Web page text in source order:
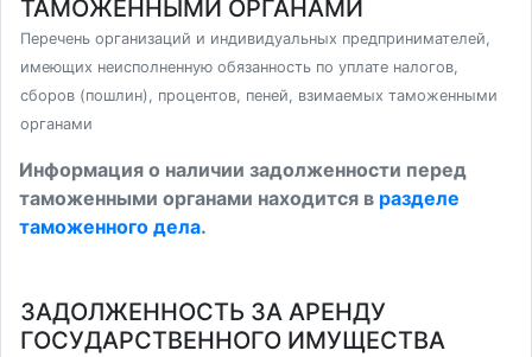
ТАМОЖЕННЫМИ ОРГАНАМИ
Перечень организаций и индивидуальных предпринимателей,
имеющих неисполненную обязанность по уплате налогов,
сборов (пошлин), процентов, пеней, взимаемых таможенными
органами
Информация о наличии задолженности перед
таможенными органами находится в разделе
таможенного дела.
ЗАДОЛЖЕННОСТЬ ЗА АРЕНДУ
ГОСУДАРСТВЕННОГО ИМУЩЕСТВА